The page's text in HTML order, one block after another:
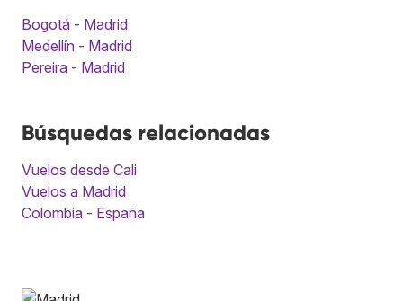
Bogotá - Madrid
Medellín - Madrid
Pereira - Madrid
Búsquedas relacionadas
Vuelos desde Cali
Vuelos a Madrid
Colombia - España